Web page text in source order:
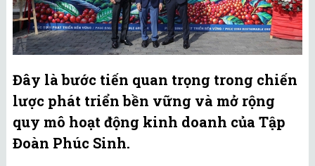
Đây là bước tiến quan trọng trong chiến
lược phát triển bền vững và mở rộng
quy mô hoạt động kinh doanh của Tập
Đoàn Phúc Sinh.